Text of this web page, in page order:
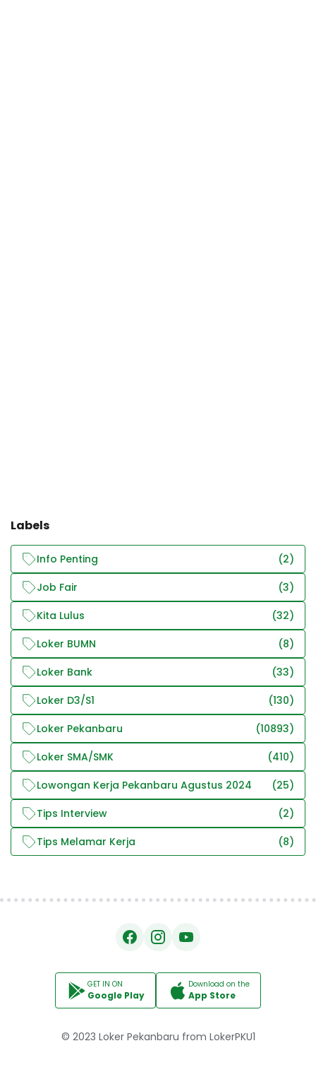
Labels
Info Penting
(2)
Job Fair
(3)
Kita Lulus
(32)
Loker BUMN
(8)
Loker Bank
(33)
Loker D3/S1
(130)
Loker Pekanbaru
(10893)
Loker SMA/SMK
(410)
Lowongan Kerja Pekanbaru Agustus 2024
(25)
Tips Interview
(2)
Tips Melamar Kerja
(8)
GET IN ON
Google Play
Download on the
App Store
© 2023 Loker Pekanbaru from LokerPKU1